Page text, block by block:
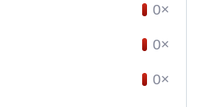
0×
0×
0×